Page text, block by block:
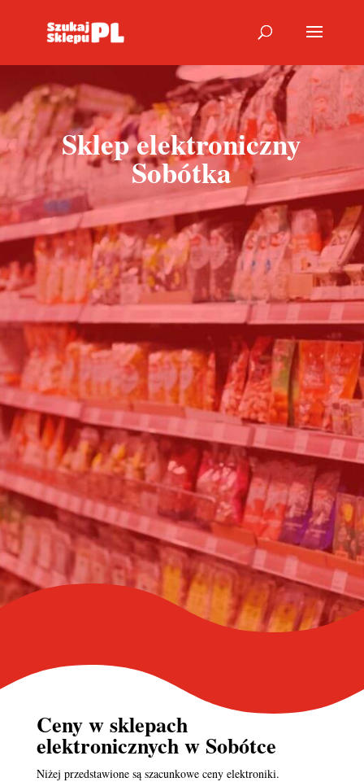
Sklep elektroniczny
Sobótka
Ceny wsklepach
elektronicznychw Sobótce
Niżej przedstawione są szacunkowe ceny elektroniki.